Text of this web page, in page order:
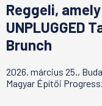
Reggeli,
UNPLUGGED
Brunch
2026. március 25.,
Magyar Építői